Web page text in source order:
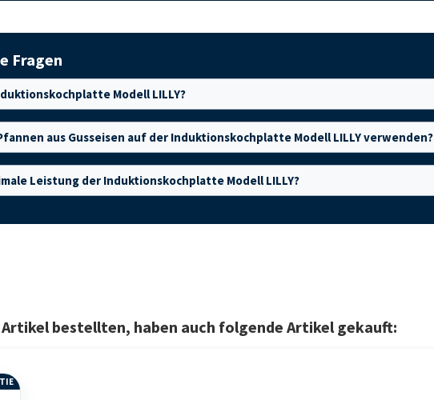
Fragen
Modell LILLY?
aus Gusseisen auf der Induktionskochplatte Modell LILLY verwenden?
Leistung der Induktionskochplatte Modell LILLY?
Artikel bestellten, haben auch folgende Artikel gekauft: